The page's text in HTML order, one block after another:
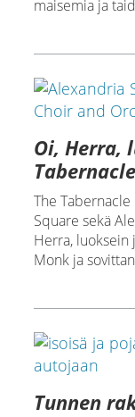
maisemia ja
Oi, Herra,
The
Square sekä
Herra, luoksein
Monk ja
Tunnen